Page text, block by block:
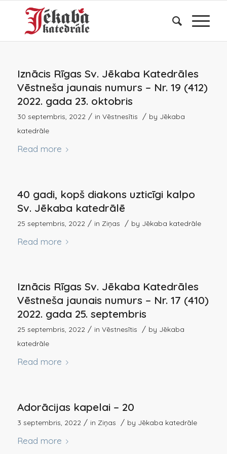
Iznācis Rīgas Sv. Jēkaba Katedrāles
Vēstneša jaunais numurs – Nr. 19 (412)
2022. gada 23. oktobris
30 septembris, 2022 / in Vēstnesītis / by Jēkaba
katedrāle
Read more
40 gadi, kopš diakons uzticīgi kalpo
Sv. Jēkaba katedrālē
25 septembris, 2022 / in Ziņas / by Jēkaba katedrāle
Read more
Iznācis Rīgas Sv. Jēkaba Katedrāles
Vēstneša jaunais numurs – Nr. 17 (410)
2022. gada 25. septembris
25 septembris, 2022 / in Vēstnesītis / by Jēkaba
katedrāle
Read more
Adorācijas kapelai – 20
3 septembris, 2022 / in Ziņas / by Jēkaba katedrāle
Read more